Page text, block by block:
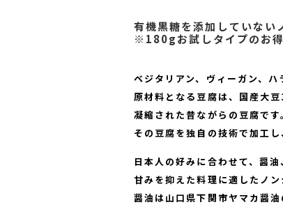
有機黒糖を添加していな
※180gお試しタイプのお
ベジタリアン、ヴィーガン、
原材料となる豆腐は、国産大
凝縮された昔ながらの豆腐です
その豆腐を独自の技術で加工
日本人の好みに合わせて、醤油
甘みを抑えた料理に適したノン
醤油は山口県下関市ヤマカ醤